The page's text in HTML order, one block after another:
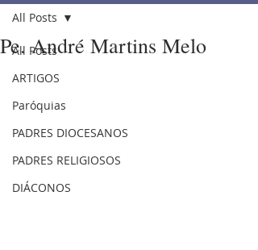
All Posts
ARTIGOS
Paróquias
PADRES DIOCESANOS
PADRES RELIGIOSOS
DIÁCONOS
All Posts
Pe. André Martins Melo